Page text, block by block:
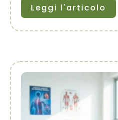
Leggi l'articolo